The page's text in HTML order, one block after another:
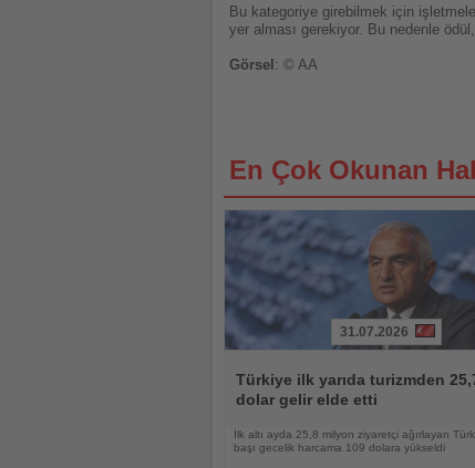
Bu kategoriye girebilmek için
yer alması gerekiyor. Bu nedenle
Görsel : © AA
En Çok Okunan
Oku
31.07.2026
Türkiye ilk yarıda turizmden
dolar gelir elde etti
İlk altı ayda 25,8 milyon ziyaretçi ağırlayan
başı gecelik harcama 109 dolara yükseldi